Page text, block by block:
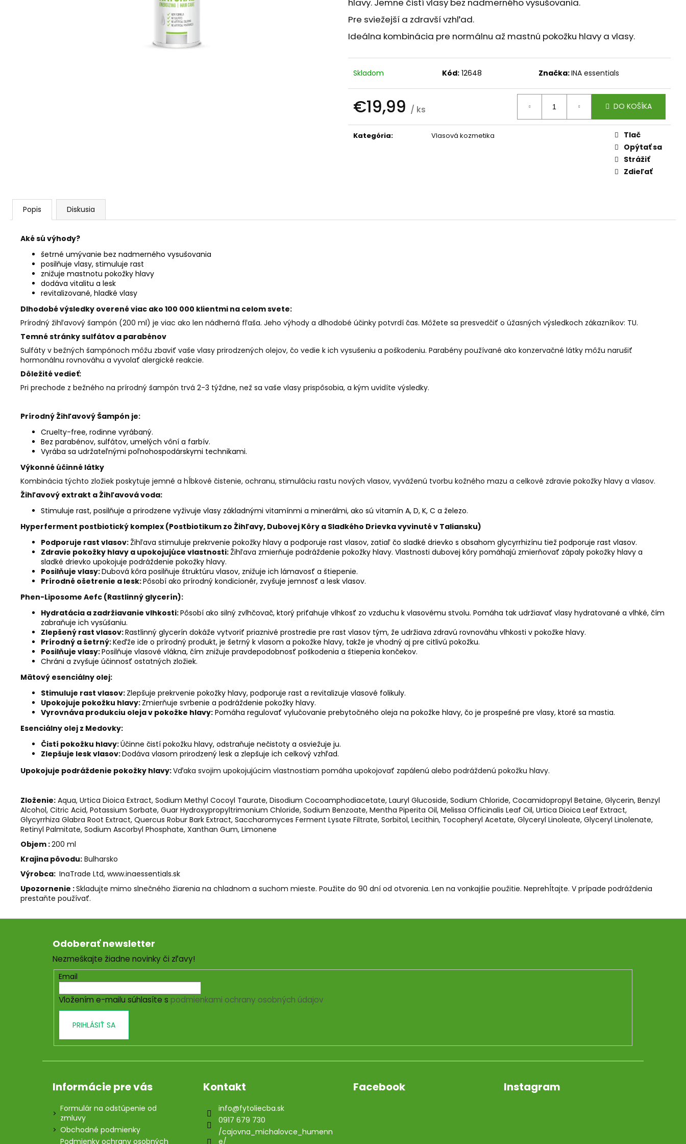
Pre sviežejší a zdravší vzhľad.
Ideálna kombinácia pre normálnu až mastnú pokožku hlavy a vlasy.
Skladom Kód: 12648 Značka:INA essentials
€19,99 / ks
cena:
DO KOŠÍKA
Kategória: Vlasová kozmetika
Tlač
Opýtať sa
Strážiť
Zdieľať
Popis Diskusia
Aké sú výhody?
šetrné umývanie bez nadmerného vysušovania
posilňuje vlasy, stimuluje rast
znižuje mastnotu pokožky hlavy
dodáva vitalitu a lesk
revitalizované, hladké vlasy
Dlhodobé výsledky overené viac ako 100 000 klientmi na celom svete:
Prírodný žihľavový šampón (200 ml) je viac ako len nádherná fľaša. Jeho výhody a dlhodobé účinky potvrdí čas. Môžete sa presvedčiť o úžasných výsledkoch zákazníkov: TU.
Temné stránky sulfátov a parabénov
Sulfáty v bežných šampónoch môžu zbaviť vaše vlasy prirodzených olejov, čo vedie k ich vysušeniu a poškodeniu. Parabény používané ako konzervačné látky môžu narušiť
hormonálnu rovnováhu a vyvolať alergické reakcie.
Dôležité vedieť:
Pri prechode z bežného na prírodný šampón trvá 2-3 týždne, než sa vaše vlasy prispôsobia, a kým uvidíte výsledky.
Prírodný Žihľavový Šampón je:
Cruelty-free, rodinne vyrábaný.
Bez parabénov, sulfátov, umelých vôní a farbív.
Vyrába sa udržateľnými poľnohospodárskymi technikami.
Výkonné účinné látky
Kombinácia týchto zložiek poskytuje jemné a hĺbkové čistenie, ochranu, stimuláciu rastu nových vlasov, vyváženú tvorbu kožného mazu a celkové zdravie pokožky hlavy a vlasov.
Žihľavový extrakt a Žihľavová voda:
Stimuluje rast, posilňuje a prirodzene vyživuje vlasy základnými vitamínmi a minerálmi, ako sú vitamín A, D, K, C a železo.
Hyperferment postbiotický komplex (Postbiotikum zo Žihľavy, Dubovej Kôry a Sladkého Drievka vyvinuté v Taliansku)
Podporuje rast vlasov: Žihľava stimuluje prekrvenie pokožky hlavy a podporuje rast vlasov, zatiaľ čo sladké drievko s obsahom glycyrrhizínu tiež podporuje rast vlasov.
Zdravie pokožky hlavy a upokojujúce vlastnosti: Žihľava zmierňuje podráždenie pokožky hlavy. Vlastnosti dubovej kôry pomáhajú zmierňovať zápaly pokožky hlavy a
sladké drievko upokojuje podráždenie pokožky hlavy.
Posilňuje vlasy:Dubová kôra posilňuje štruktúru vlasov, znižuje ich lámavosť a štiepenie.
Prírodné ošetrenie a lesk:Pôsobí ako prírodný kondicionér, zvyšuje jemnosť a lesk vlasov.
Phen-Liposome Aefc (Rastlinný glycerín):
Hydratácia a zadržiavanie vlhkosti:Pôsobí ako silný zvlhčovač, ktorý priťahuje vlhkosť zo vzduchu k vlasovému stvolu. Pomáha tak udržiavať vlasy hydratované a vlhké, čím
zabraňuje ich vysúšaniu.
Zlepšený rast vlasov:Rastlinný glycerín dokáže vytvoriť priaznivé prostredie pre rast vlasov tým, že udržiava zdravú rovnováhu vlhkosti v pokožke hlavy.
Prírodný a šetrný:Keďže ide o prírodný produkt, je šetrný k vlasom a pokožke hlavy, takže je vhodný aj pre citlivú pokožku.
Posilňuje vlasy:Posilňuje vlasové vlákna, čím znižuje pravdepodobnosť poškodenia a štiepenia končekov.
Chráni a zvyšuje účinnosť ostatných zložiek.
Mätový esenciálny olej:
Stimuluje rast vlasov: Zlepšuje prekrvenie pokožky hlavy, podporuje rast a revitalizuje vlasové folikuly.
Upokojuje pokožku hlavy: Zmierňuje svrbenie a podráždenie pokožky hlavy.
Vyrovnáva produkciu oleja v pokožke hlavy: Pomáha regulovať vylučovanie prebytočného oleja na pokožke hlavy, čo je prospešné pre vlasy, ktoré sa mastia.
Esenciálny olej z Medovky:
Čistí pokožku hlavy:Účinne čistí pokožku hlavy, odstraňuje nečistoty a osviežuje ju.
Zlepšuje lesk vlasov:Dodáva vlasom prirodzený lesk a zlepšuje ich celkový vzhľad.
Upokojuje podráždenie pokožky hlavy:Vďaka svojim upokojujúcim vlastnostiam pomáha upokojovať zapálenú alebo podráždenú pokožku hlavy.
Zloženie: Aqua, Urtica Dioica Extract, Sodium Methyl Cocoyl Taurate, Disodium Cocoamphodiacetate, Lauryl Glucoside, Sodium Chloride, Cocamidopropyl Betaine, Glycerin, Benzyl
Alcohol, Citric Acid, Potassium Sorbate, Guar Hydroxypropyltrimonium Chloride, Sodium Benzoate, Mentha Piperita Oil, Melissa Officinalis Leaf Oil, Urtica Dioica Leaf Extract,
Glycyrrhiza Glabra Root Extract, Quercus Robur Bark Extract, Saccharomyces Ferment Lysate Filtrate, Sorbitol, Lecithin, Tocopheryl Acetate, Glyceryl Linoleate, Glyceryl Linolenate,
Retinyl Palmitate, Sodium Ascorbyl Phosphate, Xanthan Gum, Limonene
Objem :200 ml
Krajina pôvodu: Bulharsko
Výrobca: InaTrade Ltd, www.inaessentials.sk
Upozornenie :Skladujte mimo slnečného žiarenia na chladnom a suchom mieste. Použite do 90 dní od otvorenia. Len na vonkajšie použitie. Neprehĺtajte. V prípade podráždenia
prestaňte používať.
KÓD 368 - BALZAM DYMIACEJ ROKLINY
€11,50
Z
Odoberať newsletter
Nezmeškajte žiadne novinky či zľavy!
Email
Vložením e-mailu súhlasíte s podmienkami ochrany osobných údajov
PRIHLÁSIŤ SA
Informácie pre vás
Formulár na odstúpenie od
zmluvy
Obchodné podmienky
Podmienky ochrany osobných
Kontakt
info@fytoliecba.sk
0917 679 730
/cajovna_michalovce_humenn
e/
Facebook Instagram